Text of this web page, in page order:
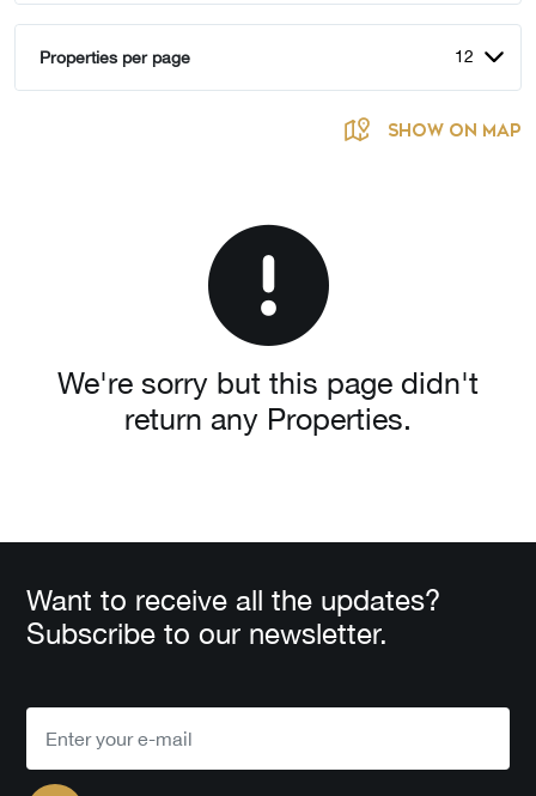
Properties per page 12
SHOW ON MAP
We're sorry but this page didn't
return any Properties.
Want to receive all the updates?
Subscribe to our newsletter.